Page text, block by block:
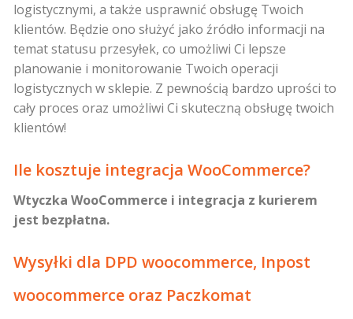
logistycznymi, a także usprawnić obsługę Twoich
klientów. Będzie ono służyć jako źródło informacji na
temat statusu przesyłek, co umożliwi Ci lepsze
planowanie i monitorowanie Twoich operacji
logistycznych w sklepie. Z pewnością bardzo uprości to
cały proces oraz umożliwi Ci skuteczną obsługę twoich
klientów!
Ile kosztuje integracja WooCommerce?
Wtyczka WooCommerce i integracja z kurierem
jest bezpłatna.
Wysyłki dla DPD woocommerce, Inpost
woocommerce oraz Paczkomat